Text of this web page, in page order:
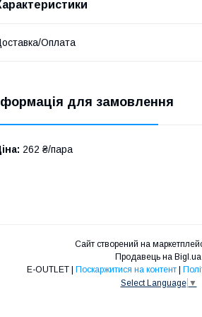
Оплата
для замовлення
262 ₴/пара
Сайт створений на
Продавець на Bigl.ua
E-OUTLET | Поскаржитися на контент |
Select Language ▼